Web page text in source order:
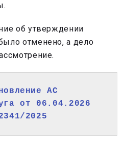
об утверждении
отменено, а дело
АС
от 06.04.2026
2025